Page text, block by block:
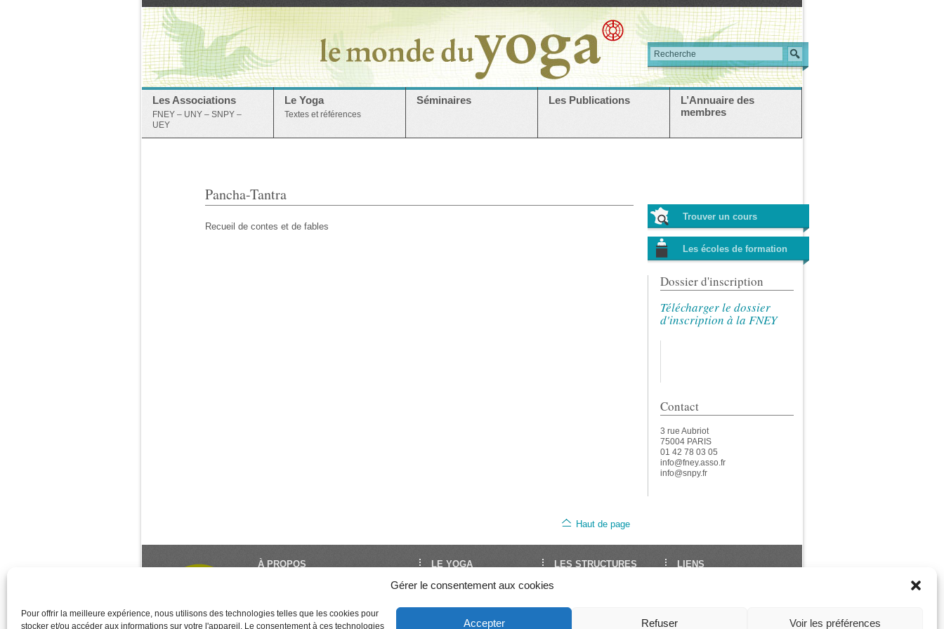
Gérer le consentement aux cookies
Pour offrir la meilleure expérience, nous utilisons des technologies telles que les cookies pour
stocker et/ou accéder aux informations sur votre l'appareil. Le consentement à ces technologies
Accepter Refuser Voir les préférences
Les Associations
FNEY – UNY – SNPY –
UEY
Le Yoga
Textes et références
Séminaires Les Publications
L’Annuaire des
membres
Pancha-Tantra
Recueil de contes et de fables
Trouver un cours
Les écoles de formation
Dossier d'inscription
Télécharger le dossier
d'inscription à la FNEY
Contact
3 rue Aubriot
75004 PARIS
01 42 78 03 05
info@fney.asso.fr
info@snpy.fr
Haut de page
À PROPOS
créé et géré par la FNEY et l’UNY,
des associations de dimension
LE YOGA
Découvrir le Yoga
Enseigner le Yoga
LES STRUCTURES
Syndicat National des
LIENS
Les Assises de La FNEY